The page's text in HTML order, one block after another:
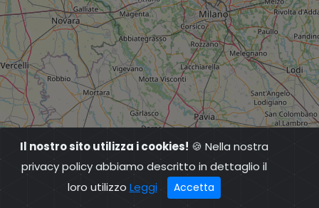
Il nostro sito utilizza i cookies! 🍪 Nella nostra
privacy policy abbiamo descritto in dettaglio il
loro utilizzo Leggi Accetta